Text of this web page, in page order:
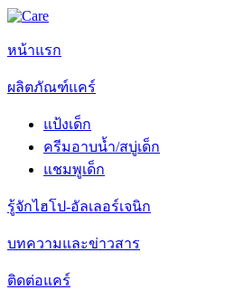
หน้าแรก
ผลิตภัณฑ์แคร์
แป้งเด็ก
ครีมอาบน้ำ/สบู่เด็ก
แชมพูเด็ก
รู้จักไฮโป-อัลเลอร์เจนิก
บทความและข่าวสาร
ติดต่อแคร์